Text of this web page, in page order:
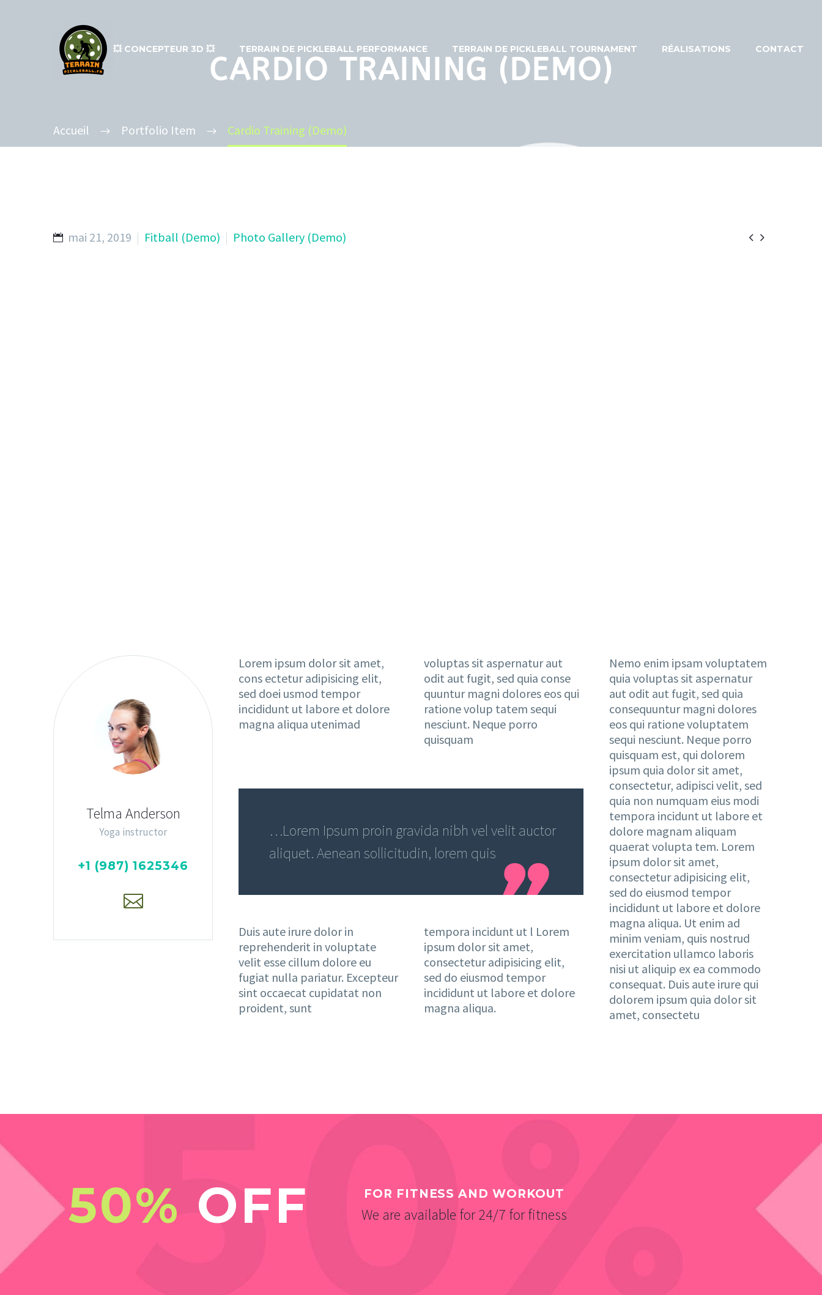
💥​ CONCEPTEUR 3D 💥​ TERRAIN DE PICKLEBALL PERFORMANCE TERRAIN DE PICKLEBALL TOURNAMENT RÉALISATIONS CONTACT
CARDIO TRAINING (DEMO)
Accueil Portfolio Item Cardio Training (Demo)
 
mai 21, 2019 Fitball (Demo) Photo Gallery (Demo)
Telma Anderson
Yoga instructor
+1 (987) 1625346
Lorem ipsum dolor sit amet,
cons ectetur adipisicing elit,
sed doei usmod tempor
incididunt ut labore et dolore
magna aliqua utenimad
voluptas sit aspernatur aut
odit aut fugit, sed quia conse
quuntur magni dolores eos qui
ratione volup tatem sequi
nesciunt. Neque porro
quisquam
…Lorem Ipsum proin gravida nibh vel velit auctor
aliquet. Aenean sollicitudin, lorem quis
Duis aute irure dolor in
reprehenderit in voluptate
velit esse cillum dolore eu
fugiat nulla pariatur. Excepteur
sint occaecat cupidatat non
proident, sunt
tempora incidunt ut l Lorem
ipsum dolor sit amet,
consectetur adipisicing elit,
sed do eiusmod tempor
incididunt ut labore et dolore
magna aliqua.
Nemo enim ipsam voluptatem
quia voluptas sit aspernatur
aut odit aut fugit, sed quia
consequuntur magni dolores
eos qui ratione voluptatem
sequi nesciunt. Neque porro
quisquam est, qui dolorem
ipsum quia dolor sit amet,
consectetur, adipisci velit, sed
quia non numquam eius modi
tempora incidunt ut labore et
dolore magnam aliquam
quaerat volupta tem. Lorem
ipsum dolor sit amet,
consectetur adipisicing elit,
sed do eiusmod tempor
incididunt ut labore et dolore
magna aliqua. Ut enim ad
minim veniam, quis nostrud
exercitation ullamco laboris
nisi ut aliquip ex ea commodo
consequat. Duis aute irure qui
dolorem ipsum quia dolor sit
amet, consectetu
50% OFF FOR FITNESS AND WORKOUT
We are available for 24/7 for fitness